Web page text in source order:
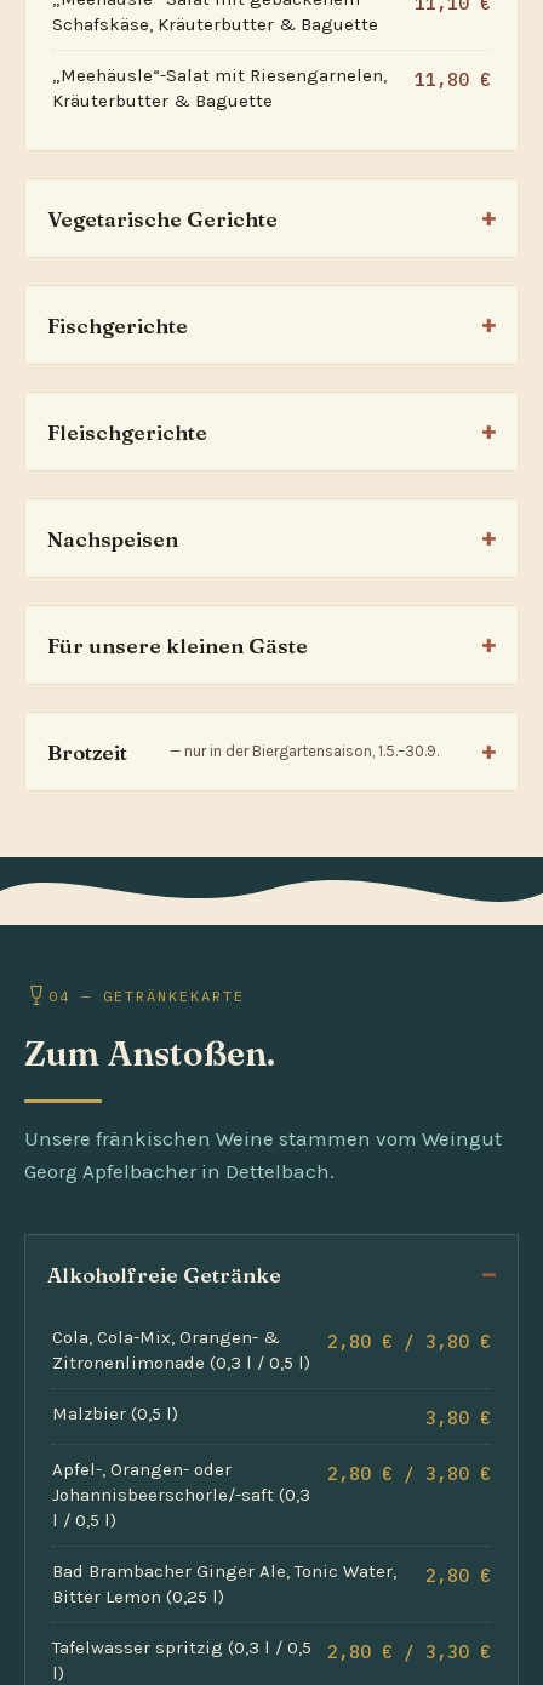
Schafskäse, Kräuterbutter & Baguette
„Meehäusle“-Salat mit Riesengarnelen,
Kräuterbutter & Baguette
11,80 €
Vegetarische Gerichte
Fischgerichte
Fleischgerichte
Nachspeisen
Für unsere kleinen Gäste
Brotzeit — nur in der Biergartensaison, 1.5.–30.9.
04 — GETRÄNKEKARTE
Zum Anstoßen.
Unsere fränkischen Weine stammen vom Weingut
Georg Apfelbacher in Dettelbach.
Alkoholfreie Getränke
Cola, Cola-Mix, Orangen- &
Zitronenlimonade (0,3 l / 0,5 l)
2,80 € / 3,80 €
Malzbier (0,5 l) 3,80 €
Apfel-, Orangen- oder
Johannisbeer­schorle/-saft (0,3
l / 0,5 l)
2,80 € / 3,80 €
Bad Brambacher Ginger Ale, Tonic Water,
Bitter Lemon (0,25 l)
2,80 €
Tafelwasser spritzig (0,3 l / 0,5
l)
2,80 € / 3,30 €